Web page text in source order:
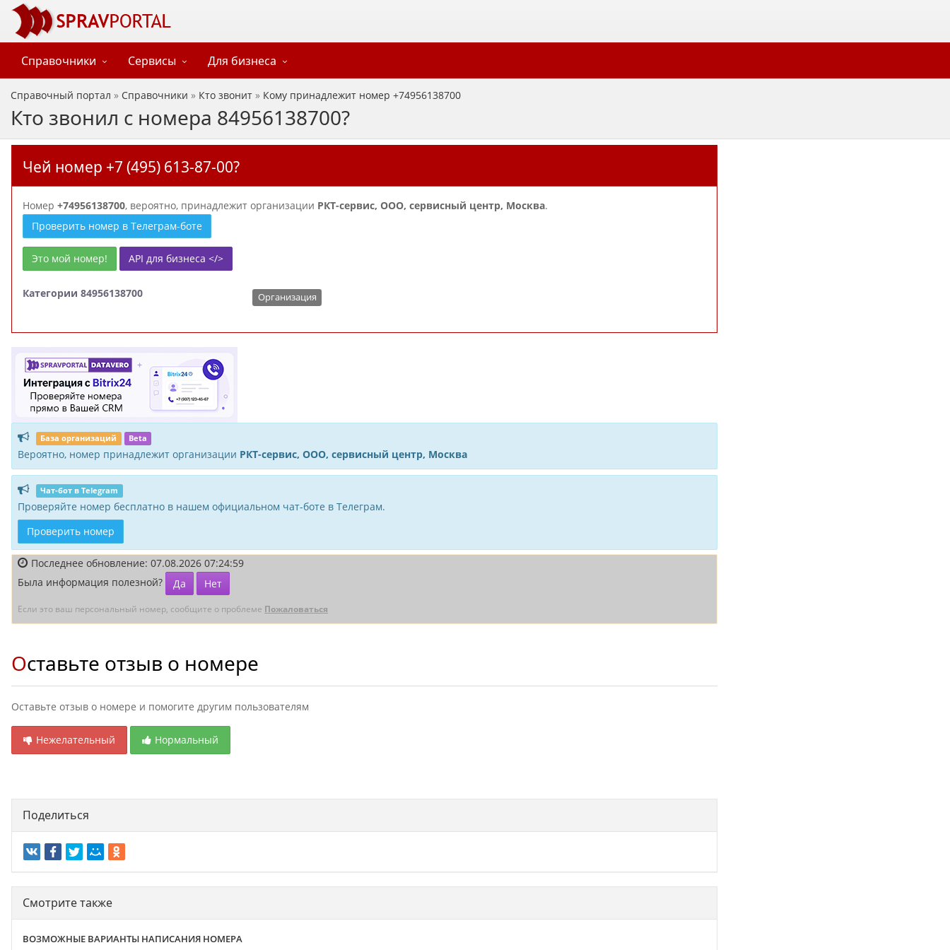
Справочники Сервисы Для бизнеса
Справочный портал » Справочники » Кто звонит » Кому принадлежит номер +74956138700
Кто звонил с номера 84956138700?
Чей номер +7 (495) 613-87-00?
Номер +74956138700, вероятно, принадлежит организации РКТ-сервис, ООО, сервисный центр, Москва.
Проверить номер в Телеграм-боте
Это мой номер! API для бизнеса </>
Категории 84956138700 Организация
База организаций Beta
Вероятно, номер принадлежит организации РКТ-сервис, ООО, сервисный центр, Москва
Чат-бот в Telegram
Проверяйте номер бесплатно в нашем официальном чат-боте в Телеграм.
Проверить номер
Последнее обновление: 07.08.2026 07:24:59
Была информация полезной?
Да Нет
Если это ваш персональный номер, сообщите о проблеме Пожаловаться
Оставьте отзыв о номере
Оставьте отзыв о номере и помогите другим пользователям
Нежелательный Нормальный
Поделиться
Смотрите также
ВОЗМОЖНЫЕ ВАРИАНТЫ НАПИСАНИЯ НОМЕРА